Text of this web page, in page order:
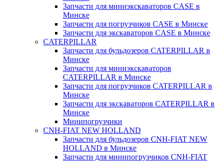
Запчасти для миниэкскаваторов CASE в
Минске
Запчасти для погрузчиков CASE в Минске
Запчасти для экскаваторов CASE в Минске
CATERPILLAR
Запчасти для бульдозеров CATERPILLAR в
Минске
Запчасти для миниэкскаваторов
CATERPILLAR в Минске
Запчасти для погрузчиков CATERPILLAR в
Минске
Запчасти для экскаваторов CATERPILLAR в
Минскe
Минипогрузчики
CNH-FIAT NEW HOLLAND
Запчасти для бульдозеров CNH-FIAT NEW
HOLLAND в Минске
Запчасти для минипогрузчиков CNH-FIAT